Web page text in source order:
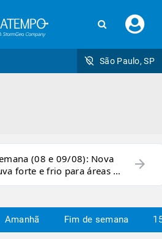
seu
São Paulo, SP
(08 e 09/08): Nova
forte e frio para áreas do
arrow_forward
Amanhã Fim de semana